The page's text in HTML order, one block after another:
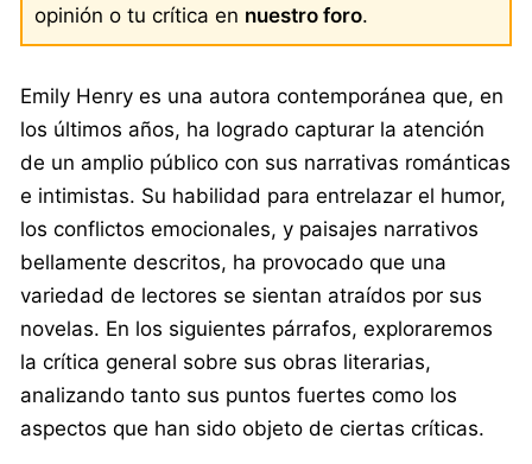
opinión o tu crítica en nuestro foro.
Emily Henry es una autora contemporánea que, en
los últimos años, ha logrado capturar la atención
de un amplio público con sus narrativas románticas
e intimistas. Su habilidad para entrelazar el humor,
los conflictos emocionales, y paisajes narrativos
bellamente descritos, ha provocado que una
variedad de lectores se sientan atraídos por sus
novelas. En los siguientes párrafos, exploraremos
la crítica general sobre sus obras literarias,
analizando tanto sus puntos fuertes como los
aspectos que han sido objeto de ciertas críticas.